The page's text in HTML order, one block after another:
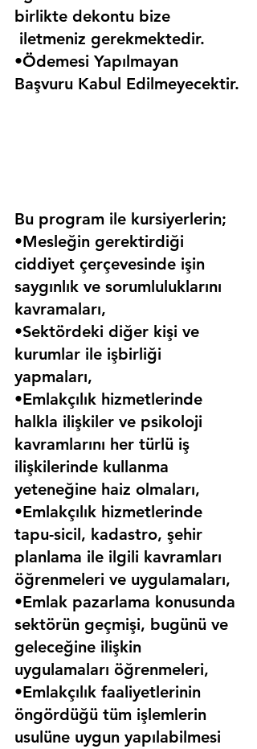
birlikte dekontu bize
iletmeniz gerekmektedir.
•Ödemesi Yapılmayan
Başvuru Kabul Edilmeyecektir.
Bu program ile kursiyerlerin;
•Mesleğin gerektirdiği
ciddiyet çerçevesinde işin
saygınlık ve sorumluluklarını
kavramaları,
•Sektördeki diğer kişi ve
kurumlar ile işbirliği
yapmaları,
•Emlakçılık hizmetlerinde
halkla ilişkiler ve psikoloji
kavramlarını her türlü iş
ilişkilerinde kullanma
yeteneğine haiz olmaları,
•Emlakçılık hizmetlerinde
tapu-sicil, kadastro, şehir
planlama ile ilgili kavramları
öğrenmeleri ve uygulamaları,
•Emlak pazarlama konusunda
sektörün geçmişi, bugünü ve
geleceğine ilişkin
uygulamaları öğrenmeleri,
•Emlakçılık faaliyetlerinin
öngördüğü tüm işlemlerin
usulüne uygun yapılabilmesi